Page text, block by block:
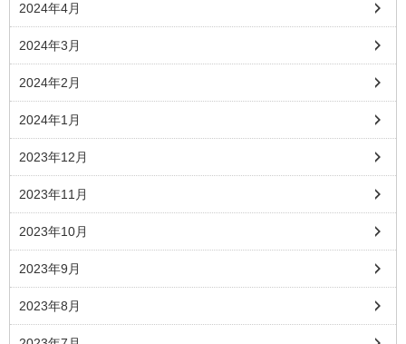
2024年4月
2024年3月
2024年2月
2024年1月
2023年12月
2023年11月
2023年10月
2023年9月
2023年8月